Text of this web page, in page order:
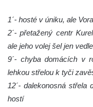
1´- hosté v úniku, ale
2´- přetažený centr
ale jeho volej šel jen
9´- chyba domácích v
lehkou střelou k tyči
12´- dalekonosná střela
hostí